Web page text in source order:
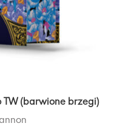
TW (barwione brzegi)